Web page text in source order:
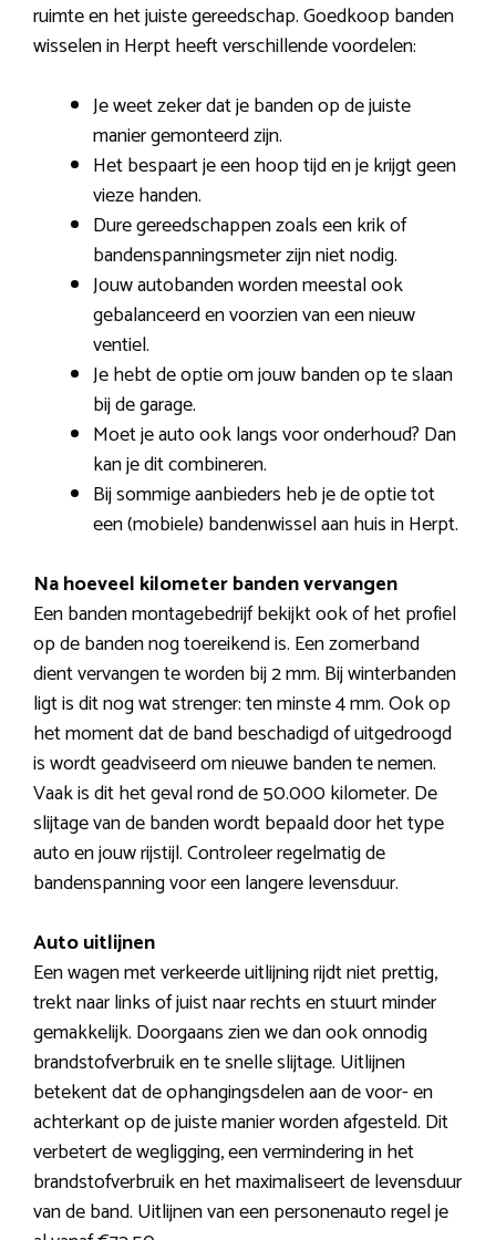
ruimte en het juiste gereedschap. Goedkoop banden
wisselen in Herpt heeft verschillende voordelen:
Je weet zeker dat je banden op de juiste
manier gemonteerd zijn.
Het bespaart je een hoop tijd en je krijgt geen
vieze handen.
Dure gereedschappen zoals een krik of
bandenspanningsmeter zijn niet nodig.
Jouw autobanden worden meestal ook
gebalanceerd en voorzien van een nieuw
ventiel.
Je hebt de optie om jouw banden op te slaan
bij de garage.
Moet je auto ook langs voor onderhoud? Dan
kan je dit combineren.
Bij sommige aanbieders heb je de optie tot
een (mobiele) bandenwissel aan huis in Herpt.
Na hoeveel kilometer banden vervangen
Een banden montagebedrijf bekijkt ook of het profiel
op de banden nog toereikend is. Een zomerband
dient vervangen te worden bij 2 mm. Bij winterbanden
ligt is dit nog wat strenger: ten minste 4 mm. Ook op
het moment dat de band beschadigd of uitgedroogd
is wordt geadviseerd om nieuwe banden te nemen.
Vaak is dit het geval rond de 50.000 kilometer. De
slijtage van de banden wordt bepaald door het type
auto en jouw rijstijl. Controleer regelmatig de
bandenspanning voor een langere levensduur.
Auto uitlijnen
Een wagen met verkeerde uitlijning rijdt niet prettig,
trekt naar links of juist naar rechts en stuurt minder
gemakkelijk. Doorgaans zien we dan ook onnodig
brandstofverbruik en te snelle slijtage. Uitlijnen
betekent dat de ophangingsdelen aan de voor- en
achterkant op de juiste manier worden afgesteld. Dit
verbetert de wegligging, een vermindering in het
brandstofverbruik en het maximaliseert de levensduur
van de band. Uitlijnen van een personenauto regel je